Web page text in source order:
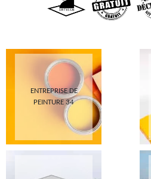
ENTREPRISE DE
PEINTURE 34